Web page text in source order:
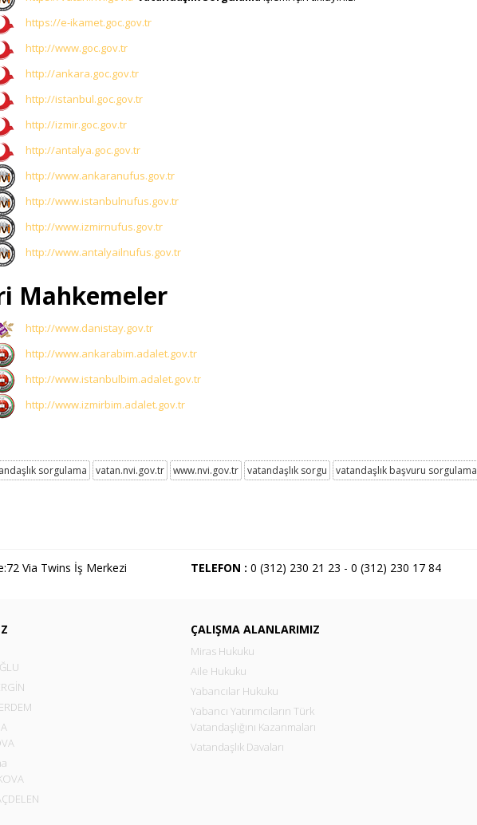
https://e-ikamet.goc.gov.tr
http://www.goc.gov.tr
http://ankara.goc.gov.tr
http://istanbul.goc.gov.tr
http://izmir.goc.gov.tr
http://antalya.goc.gov.tr
http://www.ankaranufus.gov.tr
http://www.istanbulnufus.gov.tr
http://www.izmirnufus.gov.tr
http://www.antalyailnufus.gov.tr
Mahkemeler
http://www.danistay.gov.tr
http://www.ankarabim.adalet.gov.tr
http://www.istanbulbim.adalet.gov.tr
http://www.izmirbim.adalet.gov.tr
sorgulama vatan.nvi.gov.tr www.nvi.gov.tr vatandaşlık sorgu vatandaşlık başvuru sorgulama
Via Twins İş Merkezi TELEFON : 0 (312) 230 21 23 - 0 (312) 230 17 84
ÇALIŞMA ALANLARIMIZ
Miras Hukuku
Aile Hukuku
Yabancılar Hukuku
Yabancı Yatırımcıların Türk
Vatandaşlığını Kazanmaları
Vatandaşlık Davaları